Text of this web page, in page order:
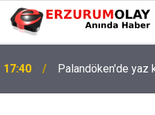
17:40 Palandöken'de yaz